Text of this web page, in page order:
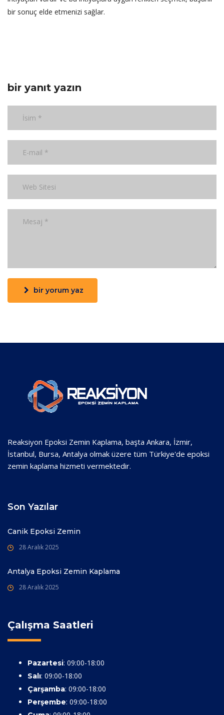
bir sonuç elde etmenizi sağlar.
bir yanıt yazın
bir yorum yaz
Reaksiyon Epoksi Zemin Kaplama, başta Ankara, İzmir,
İstanbul, Bursa, Antalya olmak üzere tüm Türkiye'de epoksi
zemin kaplama hizmeti vermektedir.
Son Yazılar
Canik Epoksi Zemin
28 Aralık 2025
Antalya Epoksi Zemin Kaplama
28 Aralık 2025
Çalışma Saatleri
Pazartesi: 09:00-18:00
Salı: 09:00-18:00
Çarşamba: 09:00-18:00
Perşembe: 09:00-18:00